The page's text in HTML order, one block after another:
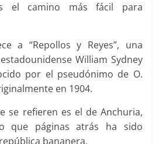
el camino más fácil para
a “Repollos y Reyes”, una
William Sydney
por el pseudónimo de O.
en 1904.
se refieren es el de Anchuria,
que páginas atrás ha sido
bananera.